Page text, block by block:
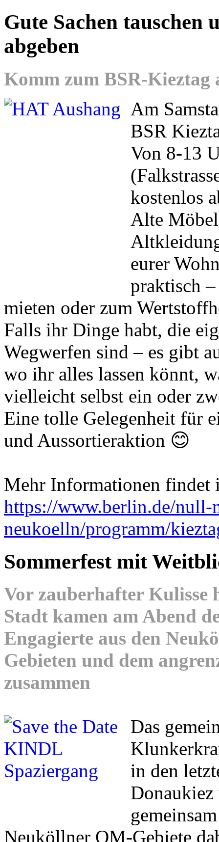
Gute Sachen tauschen
abgeben
Komm zum BSR-Kieztag
Am
BSR
Von 8-13
kostenlos
Alte
eurer
praktisch
mieten oder zum
Falls ihr Dinge habt, die
Wegwerfen sind – es gibt
wo ihr alles lassen könnt,
vielleicht selbst ein oder
Eine tolle Gelegenheit für
und Aussortieraktion 😊
Mehr Informationen findet
https://www.berlin.de/null-
neukoelln/programm/
Sommerfest mit
Vor zauberhafter Kulisse
Stadt kamen am Abend
Engagierte aus den
Gebieten und dem
zusammen
Das
in den
Neuköllner QM-Gebiete